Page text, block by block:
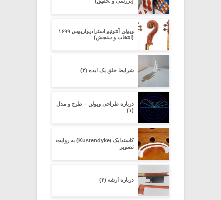
ویولن آنتونیو استرادیواریوس ۱۶۹۹
(انتخاب و سنجش)
شرایط خلق یک ایده (۳)
درباره طراحی ویولن – طرح و مدل
(۱)
کاسندایک (Kustendyke) به روایت
تصویر
درباره آرشه (۲)